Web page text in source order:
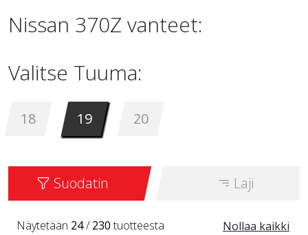
Nissan 370Z vanteet:
Valitse Tuuma:
18 19 20
Suodatin Laji
Nollaa kaikki
Näytetään 24/230tuotteesta